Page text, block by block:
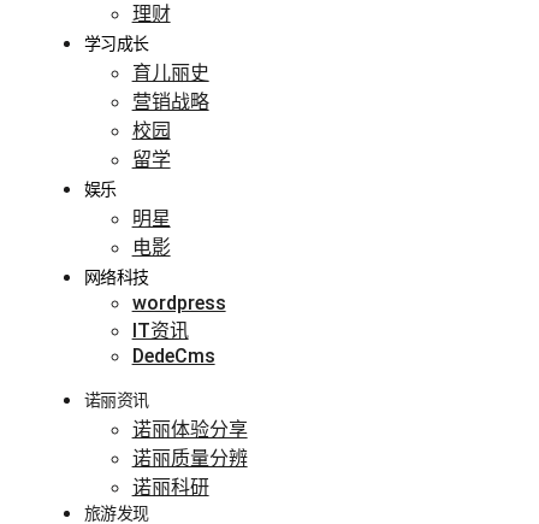
理财
学习成长
育儿丽史
营销战略
校园
留学
娱乐
明星
电影
网络科技
wordpress
IT资讯
DedeCms
诺丽资讯
诺丽体验分享
诺丽质量分辨
诺丽科研
旅游发现